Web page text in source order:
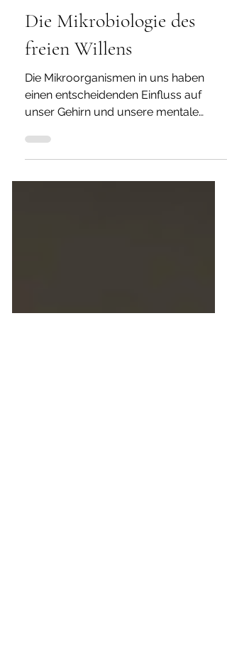
katrinflatscher
4. Nov. 2024
11 Min. Lesezeit
Die Mikrobiologie des
freien Willens
einen entscheidenden Einfluss auf
unser Gehirn und unsere mentale
Gesundheit - mehr als uns bewusst ist.